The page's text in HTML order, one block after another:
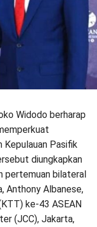
Widodo berharap
Kepulauan Pasifik
diungkapkan
pertemuan bilateral
Anthony Albanese,
ke-43 ASEAN
(JCC), Jakarta,